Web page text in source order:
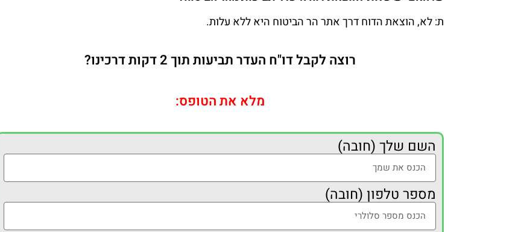
ת: לא, הוצאת הדוח דרך אתר הר הביטוח היא ללא עלות.
רוצה לקבל דו"ח העדר תביעות תוך 2 דקות דרכינו?
מלא את הטופס:
השם שלך (חובה)
מספר טלפון (חובה)